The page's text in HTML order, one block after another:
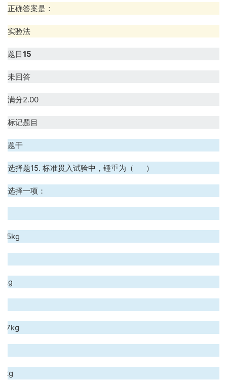
正确答案是：
实验法
题目15
未回答
满分2.00
标记题目
题干
选择题15. 标准贯入试验中，锤重为（ ）
选择一项：